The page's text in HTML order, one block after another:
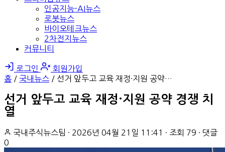
인공지능-AI뉴스
로봇뉴스
바이오테크뉴스
2차전지뉴스
커뮤니티
로그인
회원가입
홈 / 국내뉴스 / 선거 앞두고 교육 재정·지원 공약…
선거 앞두고 교육 재정·지원 공약 경쟁 치
열
국내주식뉴스팀 · 2026년 04월 21일 11:41 · 조회 79 · 댓글
0